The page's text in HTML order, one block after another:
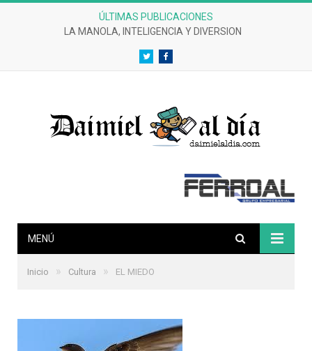
ÚLTIMAS PUBLICACIONES
LA MANOLA, INTELIGENCIA Y DIVERSION
TwitterFacebook
MENÚ
Inicio » Cultura » EL MIEDO